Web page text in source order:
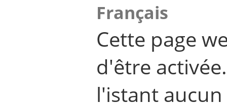
Français
Cette page
d'être
l'istant